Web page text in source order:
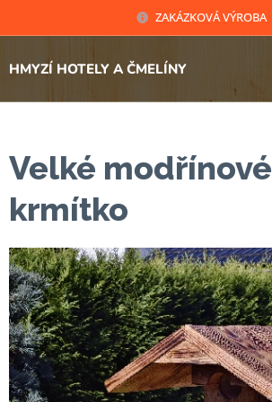
ZAKÁZKOVÁ VÝROBA
HMYZÍ HOTELY A ČMELÍNY
Velké modřínové
krmítko